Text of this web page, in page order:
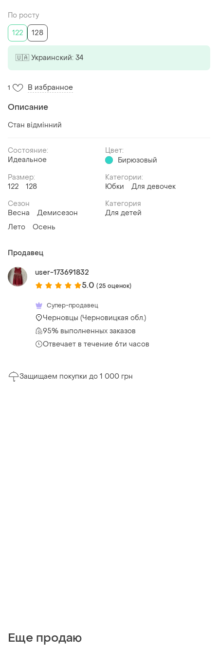
По росту
122
128
🇺🇦 Украинский: 34
1 В избранное
Описание
Стан відмінний
Состояние:
Идеальное
Цвет:
Бирюзовый
Размер:
122
128
Категории:
Юбки
Для девочек
Сезон
Весна
Демисезон
Лето
Осень
Категория
Для детей
Продавец
user-173691832
5.0 (25 оценок)
Супер-продавец
Черновцы (Черновицкая обл.)
95% выполненных заказов
Отвечает в течение 6ти часов
Защищаем покупки до 1 000 грн
Еще продаю